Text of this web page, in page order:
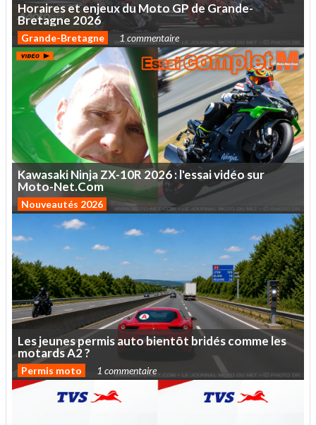
HorairesetenjeuxduMotoGPdeGrande-
Bretagne 2026
Grande-Bretagne 1 commentaire
KawasakiNinjaZX-10R 2026:l'essaividéosur
Moto-Net.Com
Nouveautés 2026
Lesjeunespermisautobientôt bridéscommeles
motardsA2?
Permis moto 1 commentaire